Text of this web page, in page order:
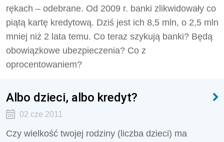
rękach – odebrane. Od 2009 r. banki zlikwidowały co
piątą kartę kredytową. Dziś jest ich 8,5 mln, o 2,5 mln
mniej niż 2 lata temu. Co teraz szykują banki? Będą
obowiązkowe ubezpieczenia? Co z
oprocentowaniem?
Albo dzieci, albo kredyt?
02 cze 2011
Czy wielkość twojej rodziny (liczba dzieci) ma